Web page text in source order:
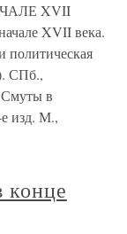
XVII
XVII века.
СПб.,
в
изд. М.,
конце